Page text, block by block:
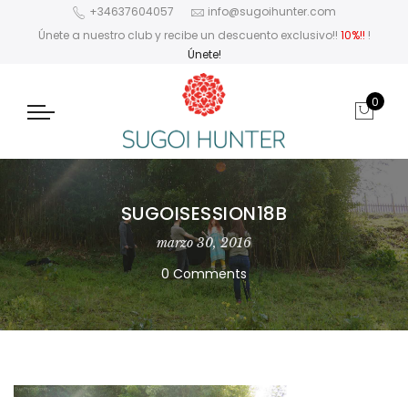
+34637604057
info@sugoihunter.com
Únete a nuestro club y recibe un descuento exclusivo!! 10%!! !
Únete!
0
SUGOISESSION18B
marzo 30, 2016
0 Comments